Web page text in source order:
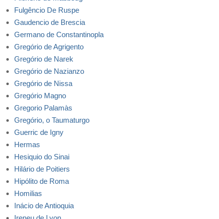
Fulgêncio De Ruspe
Gaudencio de Brescia
Germano de Constantinopla
Gregório de Agrigento
Gregório de Narek
Gregório de Nazianzo
Gregório de Nissa
Gregório Magno
Gregorio Palamàs
Gregório, o Taumaturgo
Guerric de Igny
Hermas
Hesiquio do Sinai
Hilário de Poitiers
Hipólito de Roma
Homilias
Inácio de Antioquia